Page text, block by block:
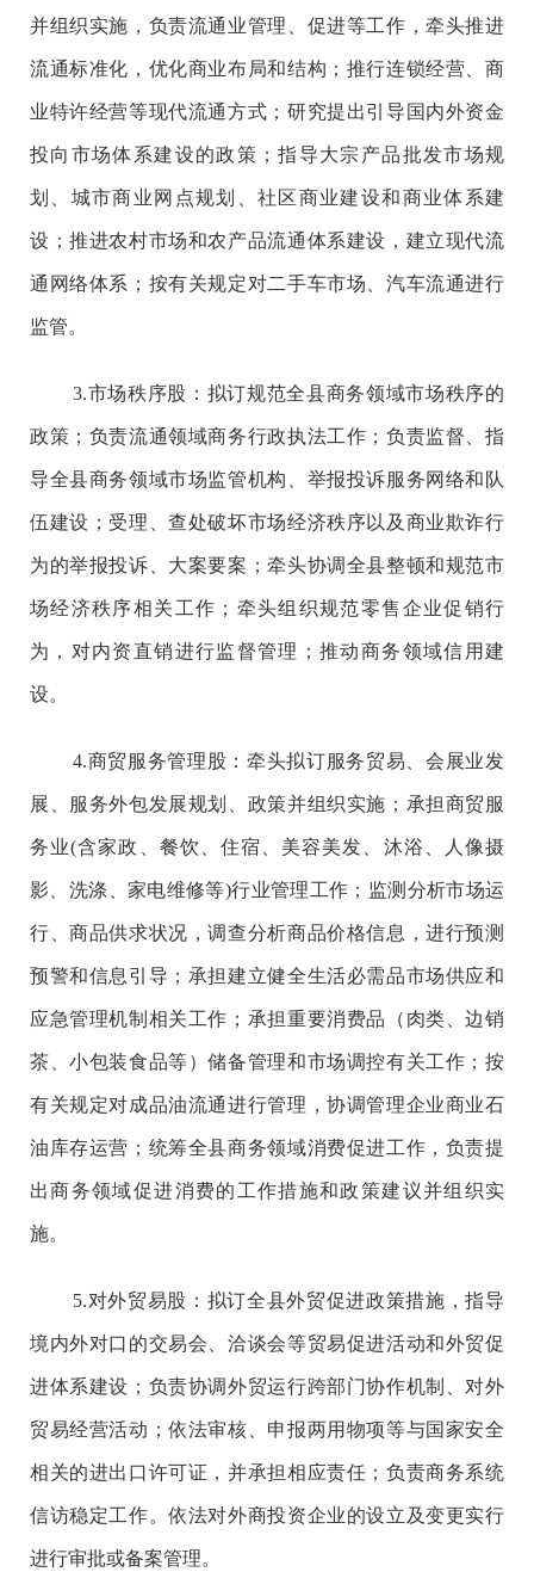
并组织实施，负责流通业管理、促进等工作，牵头推进
流通标准化，优化商业布局和结构；推行连锁经营、商
业特许经营等现代流通方式；研究提出引导国内外资金
投向市场体系建设的政策；指导大宗产品批发市场规
划、城市商业网点规划、社区商业建设和商业体系建
设；推进农村市场和农产品流通体系建设，建立现代流
通网络体系；按有关规定对二手车市场、汽车流通进行
监管。
3.市场秩序股： 拟订规范全县商务领域市场秩序的
政策；负责流通领域商务行政执法工作；负责监督、指
导全县商务领域市场监管机构、举报投诉服务网络和队
伍建设；受理、查处破坏市场经济秩序以及商业欺诈行
为的举报投诉、大案要案；牵头协调全县整顿和规范市
场经济秩序相关工作；牵头组织规范零售企业促销行
为，对内资直销进行监督管理；推动商务领域信用建
设。
4.商贸服务管理股： 牵头拟订服务贸易、会展业发
展、服务外包发展规划、政策并组织实施；承担商贸服
务业(含家政、餐饮、住宿、美容美发、沐浴、人像摄
影、洗涤、家电维修等)行业管理工作；监测分析市场运
行、商品供求状况，调查分析商品价格信息，进行预测
预警和信息引导；承担建立健全生活必需品市场供应和
应急管理机制相关工作；承担重要消费品（肉类、边销
茶、小包装食品等）储备管理和市场调控有关工作；按
有关规定对成品油流通进行管理，协调管理企业商业石
油库存运营；统筹全县商务领域消费促进工作，负责提
出商务领域促进消费的工作措施和政策建议并组织实
施。
5.对外贸易股： 拟订全县外贸促进政策措施，指导
境内外对口的交易会、洽谈会等贸易促进活动和外贸促
进体系建设；负责协调外贸运行跨部门协作机制、对外
贸易经营活动；依法审核、申报两用物项等与国家安全
相关的进出口许可证，并承担相应责任；负责商务系统
信访稳定工作。依法对外商投资企业的设立及变更实行
进行审批或备案管理。